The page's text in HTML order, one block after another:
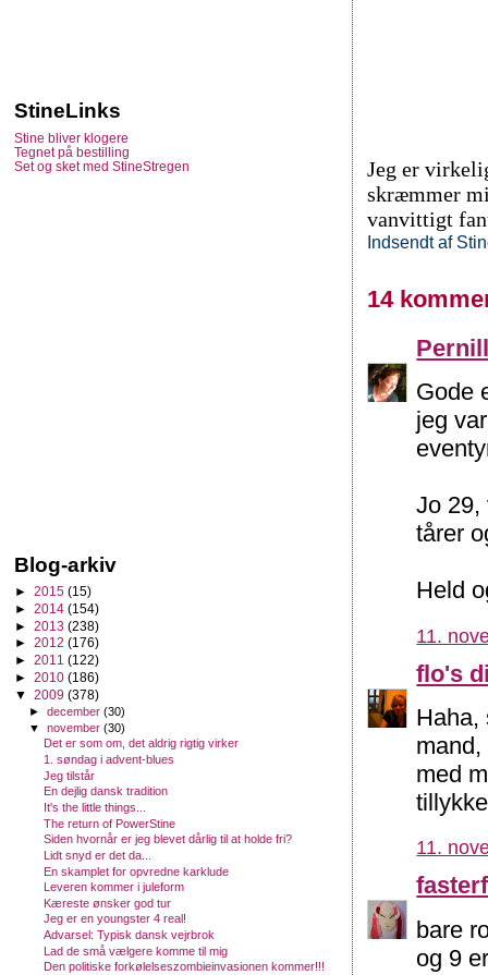
Jeg er
skræmmer
vanvittigt
Indsendt af
14
Gode
jeg
Jo 29,
tårer
Held
11.
flo's
Haha,
med
11.
bare
og 9
StineLinks
Stine bliver klogere
Tegnet på bestilling
Set og sket med StineStregen
Blog-arkiv
► 2015 (15)
► 2014 (154)
► 2013 (238)
► 2012 (176)
► 2011 (122)
► 2010 (186)
▼ 2009 (378)
►december(30)
▼november(30)
Det er som om, det aldrig rigtig virker
1. søndag i advent-blues
Jeg tilstår
En dejlig dansk tradition
It's the little things...
The return of PowerStine
Siden hvornår er jeg blevet dårlig til at holde fri?
Lidt snyd er det da...
En skamplet for opvredne karklude
Leveren kommer i juleform
Kæreste ønsker god tur
Jeg er en youngster 4 real!
Advarsel: Typisk dansk vejrbrok
Lad de små vælgere komme til mig
Den politiske forkølelseszombieinvasionen kommer!!!